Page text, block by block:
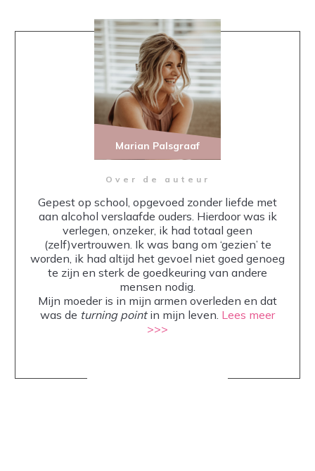
Over de auteur
Gepest op school, opgevoed zonder liefde met
aan alcohol verslaafde ouders. Hierdoor was ik
verlegen, onzeker, ik had totaal geen
(zelf)vertrouwen. Ik was bang om ‘gezien’ te
worden, ik had altijd het gevoel niet goed genoeg
te zijn en sterk de goedkeuring van andere
mensen nodig.
Mijn moeder is in mijn armen overleden en dat
was de turning pointin mijn leven. Lees meer
>>>
Marian Palsgraaf